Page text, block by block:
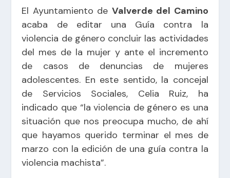
El Ayuntamiento de Valverde del Camino
acaba de editar una Guía contra la
violencia de género concluir las actividades
del mes de la mujer y ante el incremento
de casos de denuncias de mujeres
adolescentes. En este sentido, la concejal
de Servicios Sociales, Celia Ruiz, ha
indicado que “la violencia de género es una
situación que nos preocupa mucho, de ahí
que hayamos querido terminar el mes de
marzo con la edición de una guía contra la
violencia machista”.